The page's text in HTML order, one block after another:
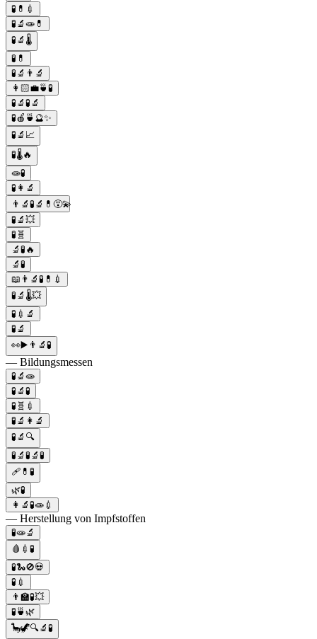
🧪💊💉
🧪🔬🧫💊
🧪🔬🌡️
🧪💊
🧪🔬👨‍🔬
👩🏻💼🍵🧪
🧪🔬🧪🔬
🧪🍎🍵🔮✨
🧪🔬📈
🧪🌡️🔥
🧫🧪
🧪👩‍🔬
👨‍🔬🧪🔬💊😵‍💫
🧪🔬💥
🧪🧬
🔬🧪🔥
🔬🧪
📖👨‍🔬🧪💊💉
🧪🔬🌡️💥
🧪💉🔬
🧪🔬
👀▶️👨‍🔬🧪
— Bildungsmessen
🧪🔬🧫
🧪🔬🧪
🧪🧬💉
🧪🔬👩‍🔬
🧪🔬🔍
🧪🔬🧪🔬🧪
🩹💊🧪
🌿🧪
👩‍🔬🧪🧫💉
— Herstellung von Impfstoffen
🧪🧫🔬
🩸💉🧪
🧪🐍🚫💀
🧪💉
👨‍🏫🧪💥
🧪🍵🌿
🦕🦖🔍🔬🧪